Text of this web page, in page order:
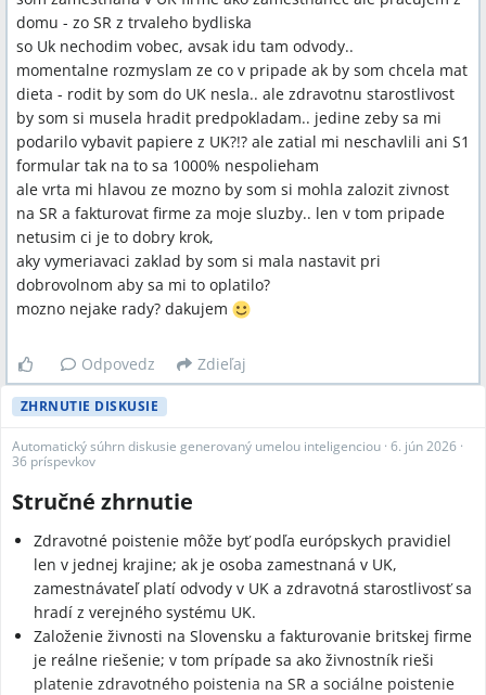
domu - zo SR z trvaleho bydliska
so Uk nechodim vobec, avsak idu tam odvody..
momentalne rozmyslam ze co v pripade ak by som chcela mat
dieta - rodit by som do UK nesla.. ale zdravotnu starostlivost
by som si musela hradit predpokladam.. jedine zeby sa mi
podarilo vybavit papiere z UK?!? ale zatial mi neschavlili ani S1
formular tak na to sa 1000% nespolieham
ale vrta mi hlavou ze mozno by som si mohla zalozit zivnost
na SR a fakturovat firme za moje sluzby.. len v tom pripade
netusim ci je to dobry krok,
aky vymeriavaci zaklad by som si mala nastavit pri
dobrovolnom aby sa mi to oplatilo?
mozno nejake rady? dakujem
Odpovedz Zdieľaj
ZHRNUTIE DISKUSIE
Automatický súhrn diskusie generovaný umelou inteligenciou · 6. jún 2026 ·
36 príspevkov
Stručné zhrnutie
Zdravotné poistenie môže byť podľa európskych pravidiel
len v jednej krajine; ak je osoba zamestnaná v UK,
zamestnávateľ platí odvody v UK a zdravotná starostlivosť sa
hradí z verejného systému UK.
Založenie živnosti na Slovensku a fakturovanie britskej firme
je reálne riešenie; v tom prípade sa ako živnostník rieši
platenie zdravotného poistenia na SR a sociálne poistenie